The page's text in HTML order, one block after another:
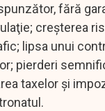
fără
creşterea
lipsa unui
pierderi
taxelor şi